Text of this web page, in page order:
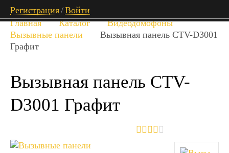
Найт
и
Регистрация/Войти
Главная Каталог
Видеодомофоны
Вызывные панели
Вызывная панель CTV-D3001
Графит
Вызывная панель CTV-
D3001 Графит